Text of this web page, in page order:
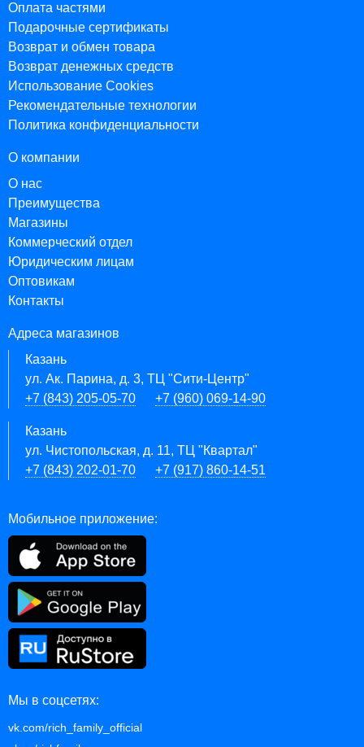
Оплата частями
Подарочные сертификаты
Возврат и обмен товара
Возврат денежных средств
Использование Cookies
Рекомендательные технологии
Политика конфиденциальности
О компании
О нас
Преимущества
Магазины
Коммерческий отдел
Юридическим лицам
Оптовикам
Контакты
Адреса магазинов
Казань
ул. Ак. Парина, д. 3, ТЦ "Сити-Центр"
+7 (843) 205-05-70
+7 (960) 069-14-90
Казань
ул. Чистопольская, д. 11, ТЦ "Квартал"
+7 (843) 202-01-70
+7 (917) 860-14-51
Мобильное приложение:
Мы в соцсетях:
vk.com/rich_family_official